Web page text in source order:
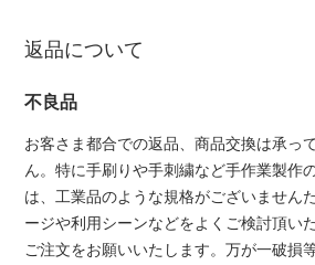
返品について
不良品
お客さま都合での返品、商品交換は承っ
ん。特に手刷りや手刺繍など手作業製作
は、工業品のような規格がございません
ージや利用シーンなどをよくご検討頂い
ご注文をお願いいたします。万が一破損